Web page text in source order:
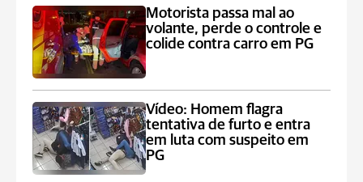
Motorista passa mal ao
volante, perde o controle e
colide contra carro em PG
Vídeo: Homem flagra
tentativa de furto e entra
em luta com suspeito em
PG